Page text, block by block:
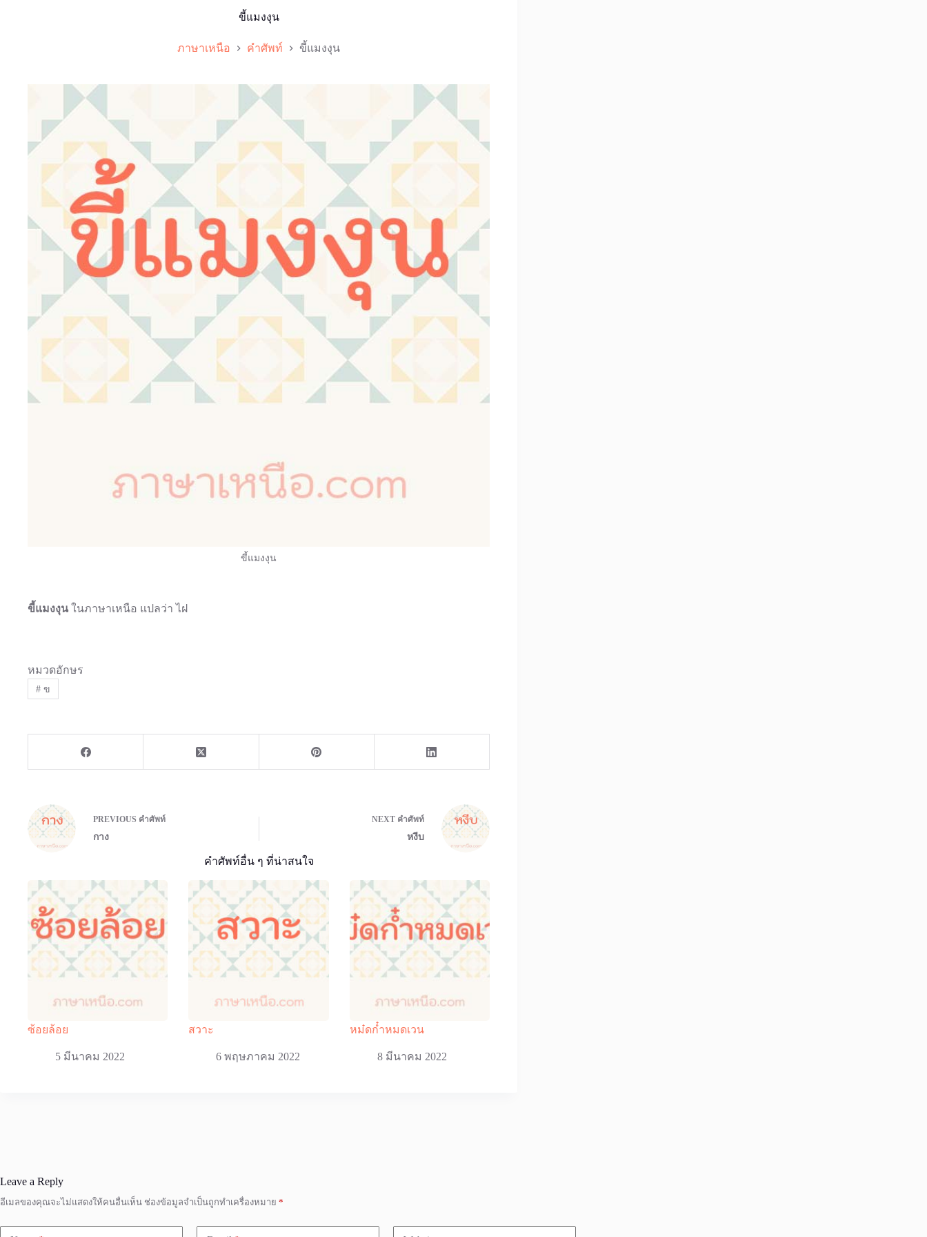
ขี้แมงงุน
ภาษาเหนือ คำศัพท์ ขี้แมงงุน
ขี้แมงงุน
ขี้แมงงุน ในภาษาเหนือ แปลว่า ไฝ
หมวดอักษร
#ข
PREVIOUS คำศัพท์
กาง
NEXT คำศัพท์
หงีบ
คำศัพท์อื่น ๆ ที่น่าสนใจ
ซ้อยล้อย
5 มีนาคม 2022
สวาะ
6 พฤษภาคม 2022
หม๋ดก๋ำหมดเวน
8 มีนาคม 2022
Leave a Reply
อีเมลของคุณจะไม่แสดงให้คนอื่นเห็น ช่องข้อมูลจำเป็นถูกทำเครื่องหมาย *